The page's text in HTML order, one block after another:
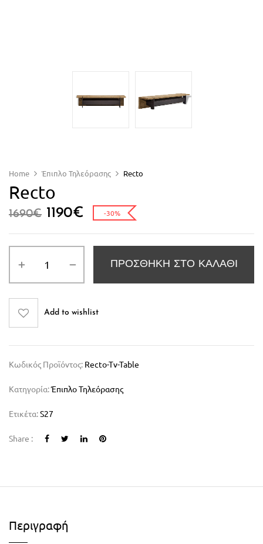
Home Έπιπλο Τηλεόρασης Recto
Recto
1690€ 1190€ -30%
ΠΡΟΣΘΉΚΗ ΣΤΟ ΚΑΛΆΘΙ
Add to wishlist
Κωδικός Προϊόντος: Recto-Tv-Table
Κατηγορία:Έπιπλο Τηλεόρασης
Ετικέτα:S27
Share :
Περιγραφή